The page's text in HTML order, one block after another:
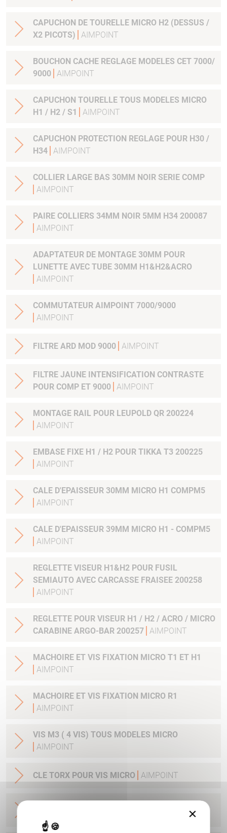
CAPUCHON DE TOURELLE MICRO H2 (DESSUS /
X2 PICOTS)
AIMPOINT
BOUCHON CACHE REGLAGE MODELES CET 7000/
9000 AIMPOINT
CAPUCHON TOURELLE TOUS MODELES MICRO
H1 / H2 / S1
AIMPOINT
CAPUCHON PROTECTION REGLAGE POUR H30 /
H34 AIMPOINT
COLLIER LARGE BAS 30MM NOIR SERIE COMP
AIMPOINT
PAIRE COLLIERS 34MM NOIR 5MM H34 200087
AIMPOINT
ADAPTATEUR DE MONTAGE 30MM POUR
LUNETTE AVEC TUBE 30MM H1&H2&ACRO
AIMPOINT
COMMUTATEUR AIMPOINT 7000/9000
AIMPOINT
FILTRE ARD MOD 9000 AIMPOINT
FILTRE JAUNE INTENSIFICATION CONTRASTE
POUR COMP ET 9000 AIMPOINT
MONTAGE RAIL POUR LEUPOLD QR 200224
AIMPOINT
EMBASE FIXE H1 / H2 POUR TIKKA T3 200225
AIMPOINT
CALE D'EPAISSEUR 30MM MICRO H1 COMPM5
AIMPOINT
CALE D'EPAISSEUR 39MM MICRO H1 - COMPM5
AIMPOINT
REGLETTE VISEUR H1&H2 POUR FUSIL
SEMIAUTO AVEC CARCASSE FRAISEE 200258
AIMPOINT
REGLETTE POUR VISEUR H1 / H2 / ACRO / MICRO
CARABINE ARGO-BAR 200257 AIMPOINT
MACHOIRE ET VIS FIXATION MICRO T1 ET H1
AIMPOINT
MACHOIRE ET VIS FIXATION MICRO R1
AIMPOINT
VIS M3 ( 4 VIS) TOUS MODELES MICRO
AIMPOINT
CLE TORX POUR VIS MICRO AIMPOINT
ENSEMBLE CONVERSION A LEVIER MONTAGE
×